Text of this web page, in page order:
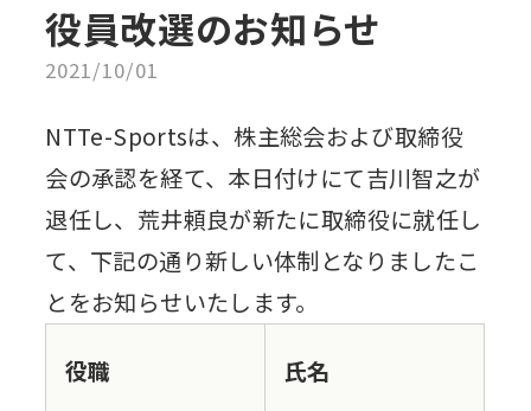
役員改選のお知らせ
2021/10/01
NTTe-Sportsは、株主総会および取締役
会の承認を経て、本日付けにて吉川智之が
退任し、荒井頼良が新たに取締役に就任し
て、下記の通り新しい体制となりましたこ
とをお知らせいたします。
役職 氏名